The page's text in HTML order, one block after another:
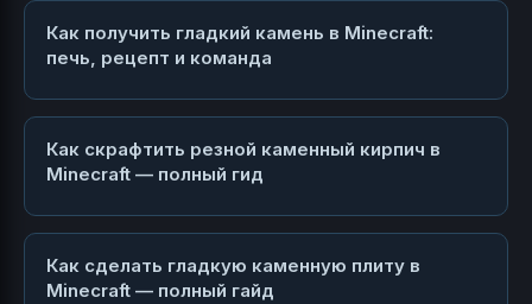
Как получить гладкий камень в Minecraft:
печь, рецепт и команда
Как скрафтить резной каменный кирпич в
Minecraft — полный гид
Как сделать гладкую каменную плиту в
Minecraft — полный гайд